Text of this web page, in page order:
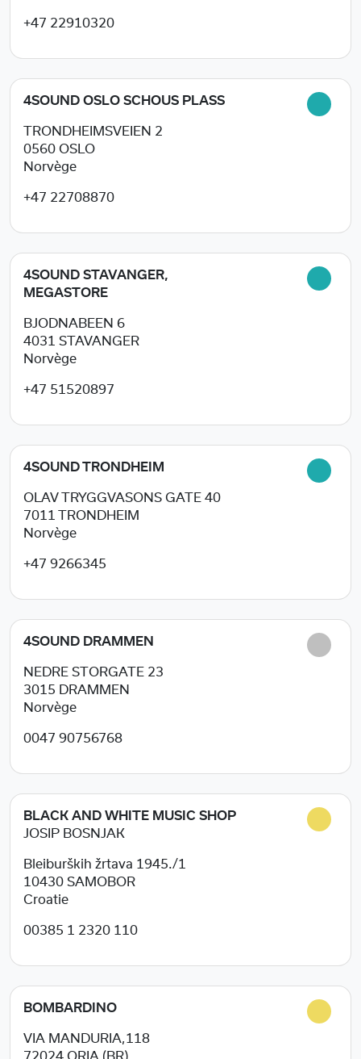
+47 22910320
4SOUND OSLO SCHOUS PLASS
TRONDHEIMSVEIEN 2
0560 OSLO
Norvège
+47 22708870
4SOUND STAVANGER,
MEGASTORE
BJODNABEEN 6
4031 STAVANGER
Norvège
+47 51520897
4SOUND TRONDHEIM
OLAV TRYGGVASONS GATE 40
7011
TRONDHEIM
Norvège
+47 9266345
4SOUND DRAMMEN
NEDRE STORGATE 23
3015
DRAMMEN
Norvège
0047 90756768
BLACK AND WHITE MUSIC SHOP
JOSIP BOSNJAK
Bleiburških žrtava 1945./1
10430 SAMOBOR
Croatie
00385 1 2320 110
BOMBARDINO
VIA MANDURIA,118